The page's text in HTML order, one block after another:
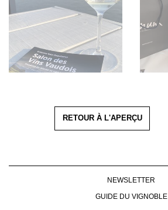
RETOUR À L'APERÇU
NEWSLETTER
GUIDE DU VIGNOBLE